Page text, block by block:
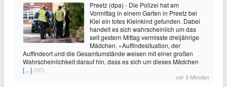
Preetz (dpa) - Die Polizei hat am
Vormittag in einem Garten in Preetz bei
Kiel ein totes Kleinkind gefunden. Dabei
handelt es sich wahrscheinlich um das
seit gestern Mittag vermisste dreijährige
Mädchen. «Auffindesituation, der
Auffindeort und die Gesamtumstände weisen mit einer großen
Wahrscheinlichkeit darauf hin, dass es sich um dieses Mädchen
[…] (00)
vor 3 Minuten